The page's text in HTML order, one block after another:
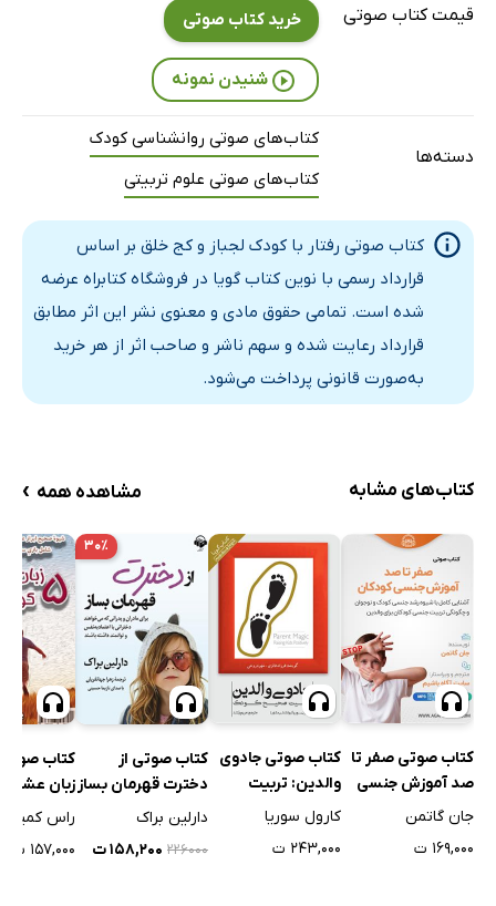
قیمت کتاب صوتی خرید کتاب صوتی
شنیدن نمونه
دسته‌ها
کتاب‌های صوتی روانشناسی کودک
کتاب‌های صوتی علوم تربیتی
کتاب صوتی رفتار با کودک لجباز و کج خلق بر اساس
قرارداد رسمی با نوین کتاب گویا در فروشگاه کتابراه عرضه
شده است. تمامی حقوق مادی و معنوی نشر این اثر مطابق
قرارداد رعایت شده و سهم ناشر و صاحب اثر از هر خرید
به‌صورت قانونی پرداخت می‌شود.
کتاب‌های مشابه مشاهده همه ›
کتاب صوتی صفر تا
صد آموزش جنسی
کودکان
جان گاتمن
۱۶۹,۰۰۰ ت
کتاب صوتی جادوی
والدین: تربیت
صحیح کودک
کارول سوریا
۲۴۳,۰۰۰ ت
۳۰٪
کتاب صوتی از
دخترت قهرمان بساز
دارلین براک
۲۲۶۰۰۰ ۱۵۸,۲۰۰ ت
کتاب
زبان عشق
راس کمپل
۱۵۷,۰۰۰ ت